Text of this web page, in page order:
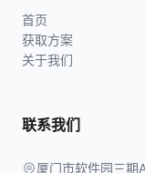
首页
获取方案
关于我们
联系我们
厦门市软件园三期